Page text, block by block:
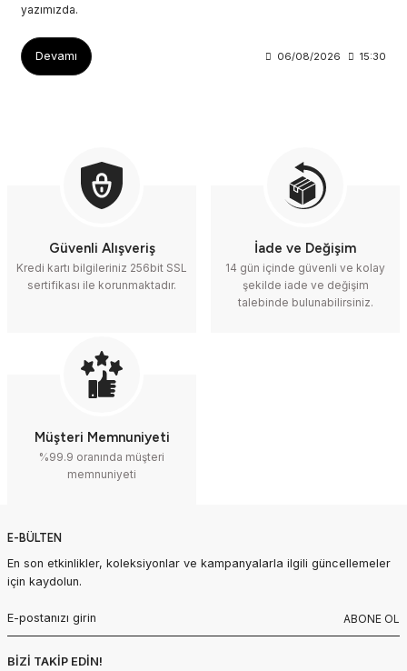
yazımızda.
Devamı 06/08/2026 15:30
Güvenli Alışveriş
Kredi kartı bilgileriniz 256bit SSL
sertifikası ile korunmaktadır.
İade ve Değişim
14 gün içinde güvenli ve kolay
şekilde iade ve değişim
talebinde bulunabilirsiniz.
Müşteri Memnuniyeti
%99.9 oranında müşteri
memnuniyeti
E-BÜLTEN
En son etkinlikler, koleksiyonlar ve kampanyalarla ilgili güncellemeler
için kaydolun.
ABONE OL
BİZİ TAKİP EDİN!